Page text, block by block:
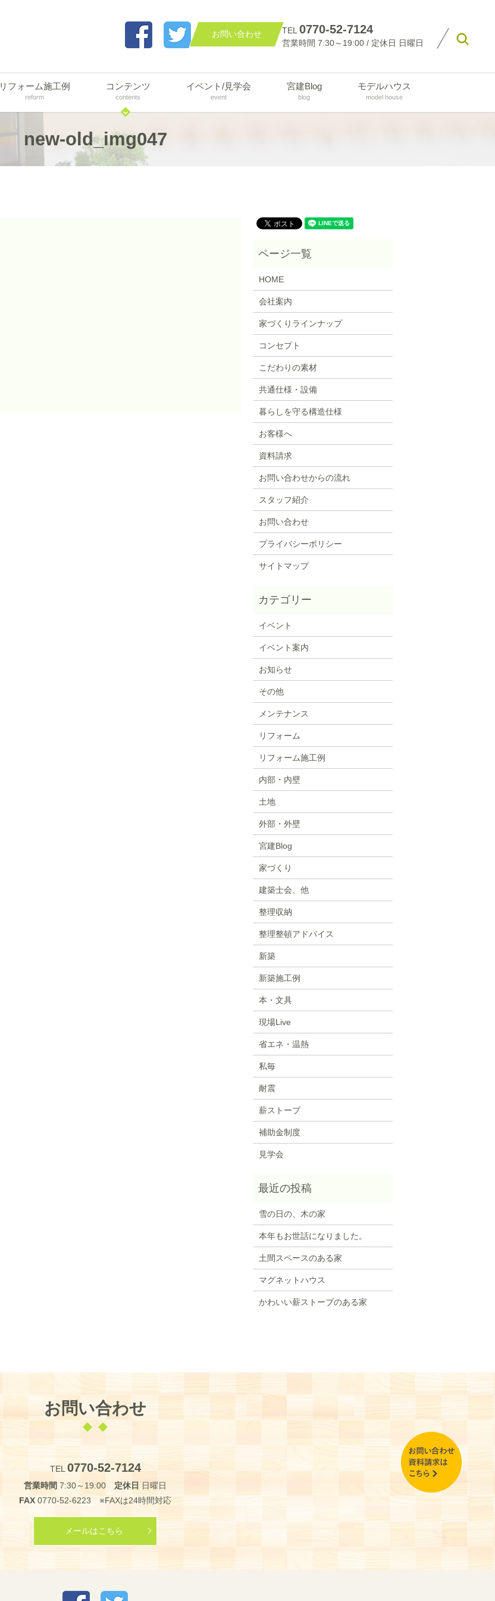
お問い合わせ TEL 0770-52-7124
営業時間 7:30～19:00 / 定休日 日曜日
リフォーム施工例
reform
コンテンツ
contents
イベント/見学会
event
宮建Blog
blog
モデルハウス
model house
new-old_img047
HOME
会社案内
家づくりラインナップ
コンセプト
こだわりの素材
共通仕様・設備
暮らしを守る構造仕様
お客様へ
資料請求
お問い合わせからの流れ
スタッフ紹介
お問い合わせ
プライバシーポリシー
サイトマップ
イベント
イベント案内
お知らせ
その他
メンテナンス
リフォーム
リフォーム施工例
内部・内壁
土地
外部・外壁
宮建Blog
家づくり
建築士会、他
整理収納
整理整頓アドバイス
新築
新築施工例
本・文具
現場Live
省エネ・温熱
私毎
耐震
薪ストーブ
補助金制度
見学会
雪の日の、木の家
本年もお世話になりました。
土間スペースのある家
マグネットハウス
かわいい薪ストーブのある家
お問い合わせ
TEL 0770-52-7124
営業時間 7:30～19:00 定休日 日曜日
FAX 0770-52-6223 ※FAXは24時間対応
メールはこちら